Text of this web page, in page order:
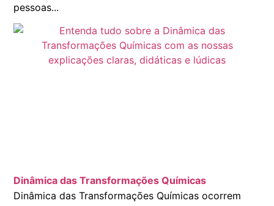
pessoas...
Dinâmica das Transformações Químicas
Dinâmica das Transformações Químicas ocorrem